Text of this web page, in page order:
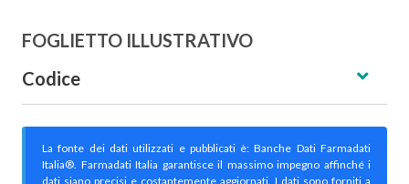
FOGLIETTO ILLUSTRATIVO
Codice
La fonte dei dati utilizzati e pubblicati è: Banche Dati Farmadati
Italia®. Farmadati Italia garantisce il massimo impegno affinché i
dati siano precisi e costantemente aggiornati. I dati sono forniti a